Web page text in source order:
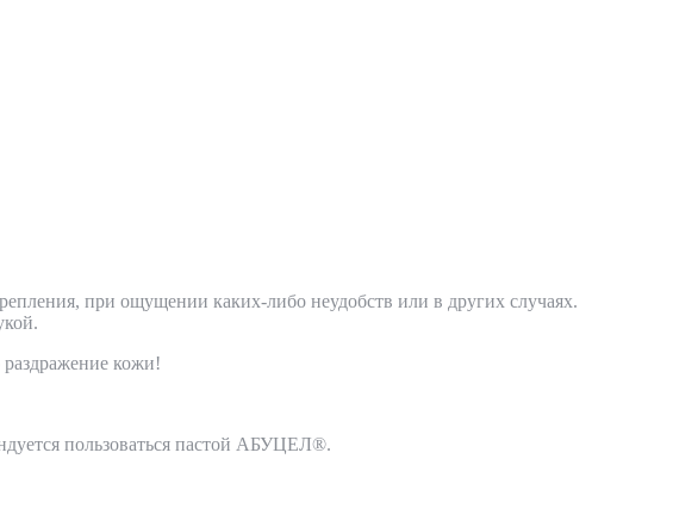
при ощущении каких-либо неудобств или в других случаях.
кожи!
пользоваться пастой АБУЦЕЛ®.